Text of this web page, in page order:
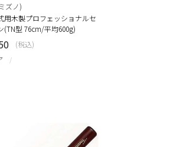
ズノ)
用木製プロフェッショナルセ
(TN型 76cm/平均600g)
(税込)